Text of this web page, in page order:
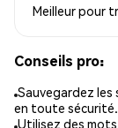
Meilleur pour
Conseils pro:
Sauvegardez les
en toute sécurité.
Utilisez des